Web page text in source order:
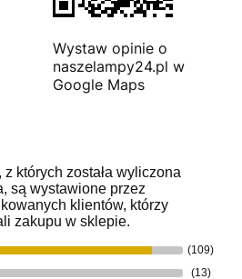
Wystaw opinie o
naszelampy24.pl w
Google Maps
z których została wyliczona
są wystawione przez
klientów, którzy
zakupu w sklepie.
(109)
(13)